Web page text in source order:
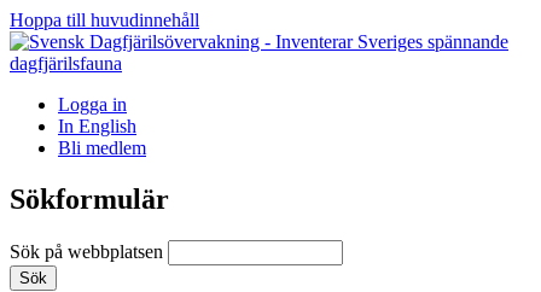
Hoppa till huvudinnehåll
Logga in
In English
Bli medlem
Sökformulär
Sök på webbplatsen